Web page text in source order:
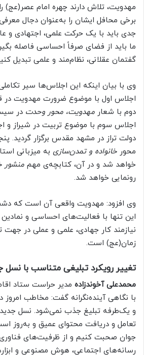
مهدویت، تلاش دارند چهره امام عصر(عج)
برخی محافل ایشان را به‌عنوان دجال
جدی باید با یک حرکت علمی، اجتهادی و
ما باید از فضای صرفاً احساسی فاصله
گفتمان عقلانی، نظام‌مند و علمی تبدیل
وی با بیان اینکه این اجلاس‌ها سیر
اجلاس اول با موضوع ضرورت مهدویت در
دوم با شعار مهدویت، محور وحدت در
اجلاس سوم با موضوع تربیت در شیراز و
دولت تراز در مشهد مقدس برگزار گردید.
محور خانواده و تمدن‌سازی به میزبانی
خواهد شد و در آن، کتابچه‌ی مهم منشور
رونمایی خواهد شد.
وی افزود: مهدویت واقعی آن است که
این تنها با فعالیت‌های احساسی و
نیازمند کار جهادی، علمی و عملی در
زمان(عج) است.
تغییر رویکرد تبلیغی متناسب با نسل
محمدعلی آخوندزاده مدیر حراست ستاد
با نگاهی آینده‌نگرانه گفت: مخاطب
و یک‌طرفه تبلیغ جذب نمی‌شود. نسل جدید
تعامل و دریافت محتوای عمیق و به‌روز
جوان صحبت کنیم و از ظرفیت‌های
رسانه‌های اجتماعی، هوش مصنوعی و